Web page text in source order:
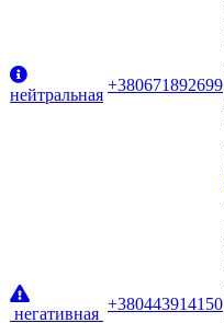
нейтральная
+380671892699
негативная
+380443914150